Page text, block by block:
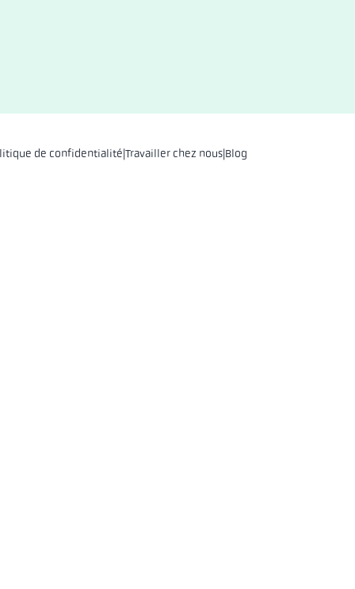
de confidentialité|Travailler chez nous|Blog